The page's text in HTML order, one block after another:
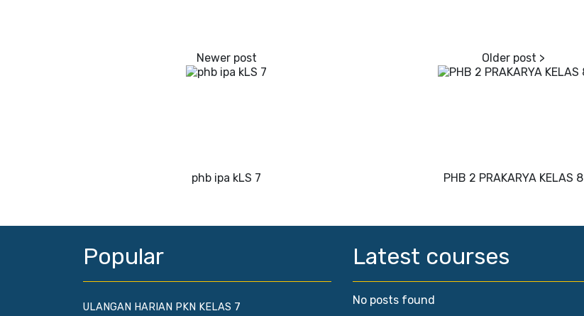
phb ipa kLS 7 PHB 2 PRAKARYA KELAS 8
Popular
ULANGAN HARIAN PKN KELAS 7
Latest courses
No posts found